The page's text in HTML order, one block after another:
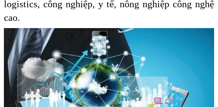
logistics, công nghiệp, y tế, nông nghiệp công nghệ
cao.